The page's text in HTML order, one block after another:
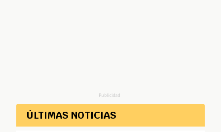
Publicidad
ÚLTIMAS NOTICIAS